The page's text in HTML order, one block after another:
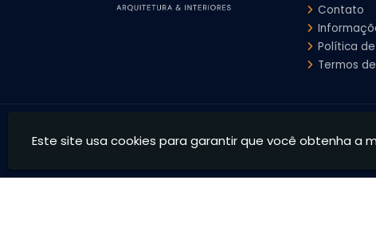
Contato
Política
Termos
CNPJ: 39.828.426/0001-73
Este site usa cookies para garantir que você obtenha a